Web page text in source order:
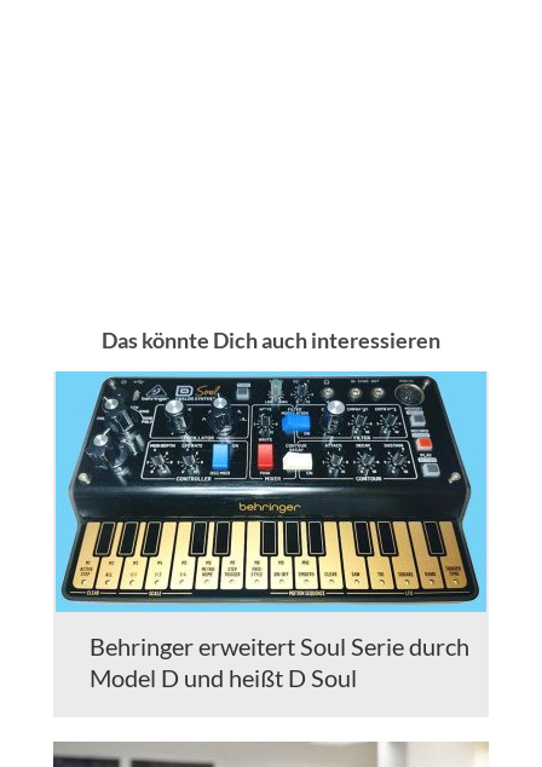
Das könnte Dich auch interessieren
Behringer erweitert Soul Serie durch
Model D und heißt D Soul